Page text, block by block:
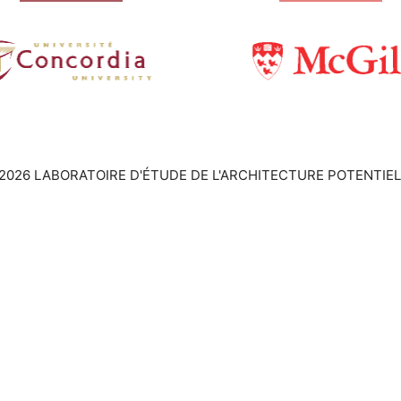
LABORATOIRE D'ÉTUDE DE L'ARCHITECTURE